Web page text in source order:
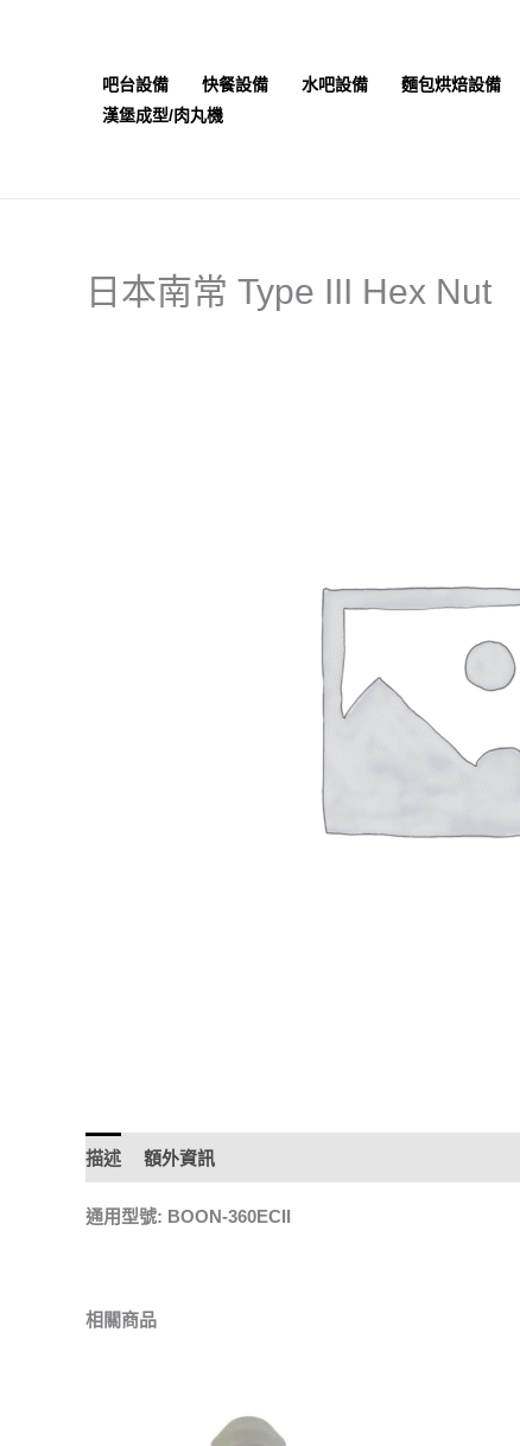
吧台設備 快餐設備 水吧設備
麵包烘焙設備
漢堡成型/肉丸機
日本南常 Type III Hex Nut
描述 額外資訊
通用型號: BOON-360ECII
相關商品